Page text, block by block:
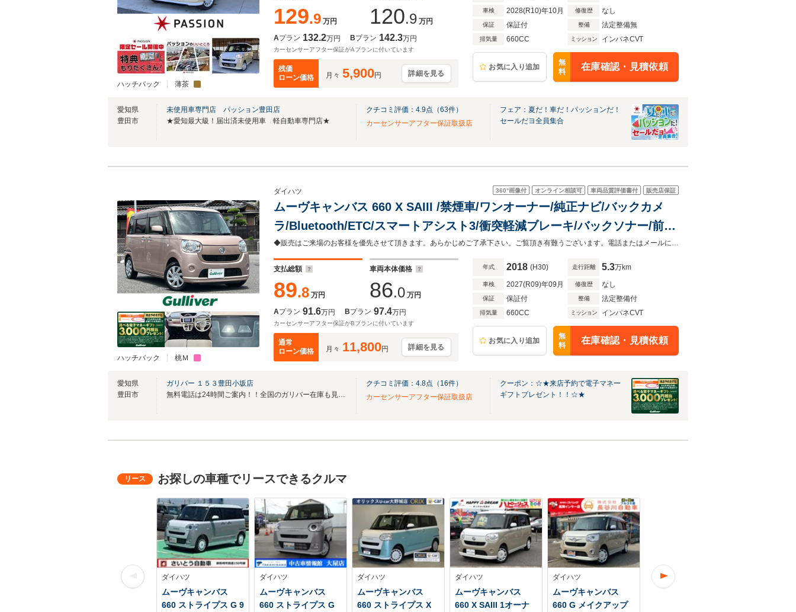
ハッチバック 薄茶
129.9 万円 120.9 万円
Aプラン 132.2万円 Bプラン 142.3万円
カーセンサーアフター保証がAプランに付いています
残価
ローン価格
月々 5,900円 詳細を見る
車検 2028(R10)年10月 修復歴 なし
保証 保証付 整備 法定整備無
排気量 660CC ミッション インパネCVT
お気に入り追加
無
料
在庫確認・見積依頼
愛知県
豊田市
未使用車専門店 パッション豊田店
★愛知最大級！届出済未使用車 軽自動車専門店★
クチコミ評価： 4.9点（63件）
カーセンサーアフター保証取扱店
フェア：夏だ！車だ！パッションだ！
セールだヨ全員集合
ハッチバック 桃Ｍ
360°画像付 オンライン相談可 車両品質評価書付 販売店保証
ダイハツ
ムーヴキャンバス 660 X SAIII /禁煙車/ワンオーナー/純正ナビ/バックカメ
ラ/Bluetooth/ETC/スマートアシスト3/衝突軽減ブレーキ/バックソナー/前後
ドライブレコーダー/両側パワースライドドア/電動格納ミラー/スペアキー/新
車保証書/取扱説明書/
◆販売はご来場のお客様を優先させて頂きます。あらかじめご了承下さい。ご覧頂き有難うございます。電話またはメールにてお気軽にお問合せください。
支払総額
89.8 万円
車両本体価格
86.0 万円
Aプラン 91.6万円 Bプラン 97.4万円
カーセンサーアフター保証がBプランに付いています
通常
ローン価格
月々 11,800円 詳細を見る
年式 2018 (H30) 走行距離 5.3万km
車検 2027(R09)年09月 修復歴 なし
保証 保証付 整備 法定整備付
排気量 660CC ミッション インパネCVT
お気に入り追加
無
料
在庫確認・見積依頼
愛知県
豊田市
ガリバー １５３豊田小坂店
無料電話は24時間ご案内！！全国のガリバー在庫も見たい方は一括照会が可能です！
クチコミ評価： 4.8点（ 16件）
カーセンサーアフター保証取扱店
クーポン：☆★来店予約で電子マネー
ギフトプレゼント！！☆★
お探しの車種でリースできるクルマ
ダイハツ
ムーヴキャンバス
660 ストライプス G 9
ダイハツ
ムーヴキャンバス
660 ストライプス G
ダイハツ
ムーヴキャンバス
660 ストライプス X
ダイハツ
ムーヴキャンバス
660 X SAIII 1オーナ
ダイハツ
ムーヴキャンバス
660 G メイクアップ
ダイハツ